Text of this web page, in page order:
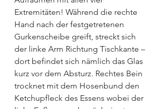
Extremitäten! Während die rechte
Hand nach der festgetretenen
Gurkenscheibe greift, streckt sich
der linke Arm Richtung Tischkante –
dort befindet sich nämlich das Glas
kurz vor dem Absturz. Rechtes Bein
trocknet mit dem Hosenbund den
Ketchupfleck des Essens wobei der